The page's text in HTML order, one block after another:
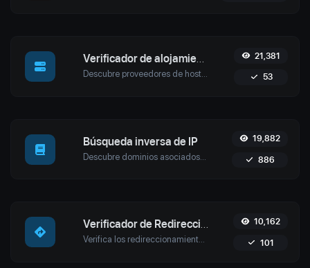
Verificador de alojamiento web
Descubre proveedores de hosting y detalles del servidor de cualquier sitio web con la herramienta de verificación de hosting de Uptime4. Realiza análisis competitivos, soluciona problemas y más.
21,381
53
Búsqueda inversa de IP 19,882
886
Verificador de Redirección de URL
Verifica los redireccionamientos 301 y 302 de una URL específica con la herramienta de verificación de redireccionamientos de Uptime4. Asegura un SEO, rendimiento y seguridad sin interrupciones para tu sitio.
10,162
101